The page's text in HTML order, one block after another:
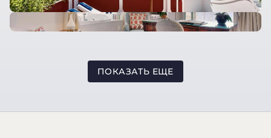
ПОКАЗАТЬ ЕЩЕ